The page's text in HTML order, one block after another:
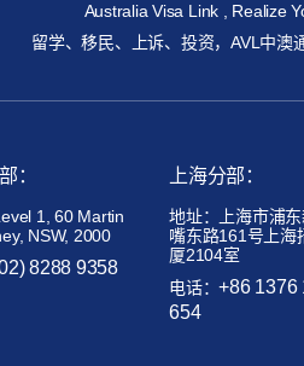
Australia Visa Link , Realize
留学、移民、上诉、投资，AVL中澳
：
1, 60 Martin
NSW, 2000
8288 9358
上海分部：
地址：上海市浦
嘴东路161号上海
厦2104室
电话：+86 1376
654